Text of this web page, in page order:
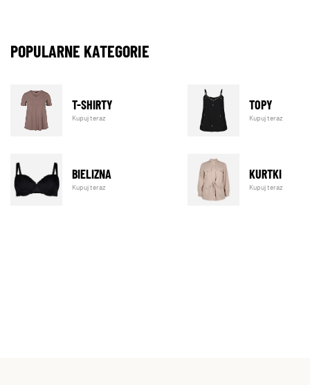
POPULARNE KATEGORIE
T-SHIRTY
Kupuj teraz
TOPY
Kupuj teraz
BIELIZNA
Kupuj teraz
KURTKI
Kupuj teraz